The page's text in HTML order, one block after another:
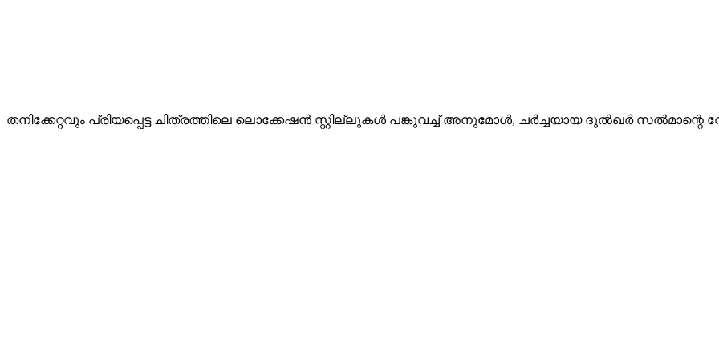
തനിക്കേറ്റവും പ്രിയപ്പെട്ട ചിത്രത്തിലെ ലൊക്കേഷന്‍ സ്റ്റില്ലുകള്‍ പങ്കുവച്ച് അനുമോള്‍, ചര്‍ച്ചയായ ദുല്‍ഖര്‍ സല്‍മാന്റെ